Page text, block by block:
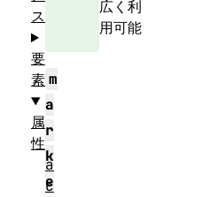
広く利
用可能
m
a
r
k
e
ス
要
素
属
性
a
c